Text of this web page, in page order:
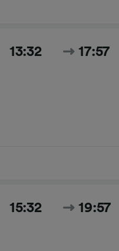
13:32 17:57
15:32 19:57